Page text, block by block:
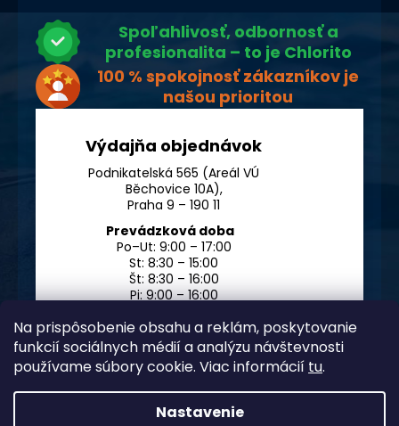
Na prispôsobenie obsahu a reklám, poskytovanie
funkcií sociálnych médií a analýzu návštevnosti
používame súbory cookie. Viac informácií tu.
Nastavenie
Spoľahlivosť, odbornosť a
profesionalita – to je Chlorito
100 % spokojnosť zákazníkov je
našou prioritou
Výdajňa objednávok
Podnikatelská 565 (Areál VÚ
Běchovice 10A),
Praha 9 – 190 11
Prevádzková doba
Po–Ut: 9:00 – 17:00
St: 8:30 – 15:00
Št: 8:30 – 16:00
Pi: 9:00 – 16:00